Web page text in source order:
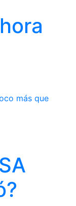
más que